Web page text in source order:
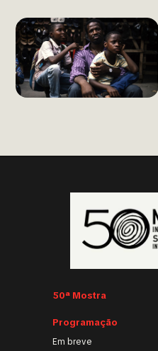
50ª Mostra
Programação
Em breve